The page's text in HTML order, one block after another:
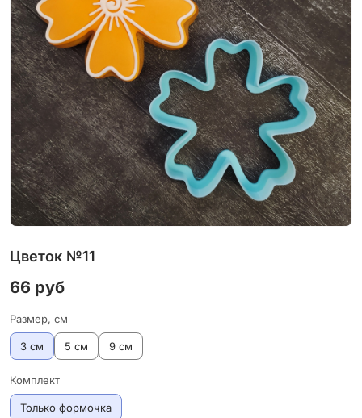
Цветок №11
66 руб
Размер, см
3 см 5 см 9 см
Комплект
Только формочка